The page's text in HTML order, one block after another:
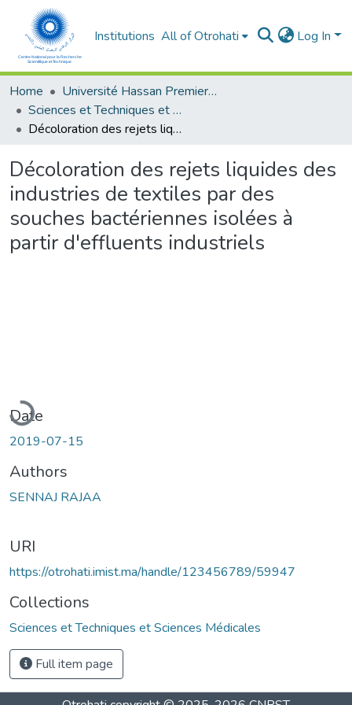
Institutions All of Otrohati Log In
Home
Université Hassan Premier- Settat
Sciences et Techniques et Sciences Médicales
Décoloration des rejets liquides des industries de textiles par des souches bactériennes isolées à partir d'effluents industriels
Décoloration des rejets liquides des
industries de textiles par des
souches bactériennes isolées à
partir d'effluents industriels
Date
2019-07-15
Authors
SENNAJ RAJAA
URI
https://otrohati.imist.ma/handle/123456789/59947
Collections
Sciences et Techniques et Sciences Médicales
Full item page